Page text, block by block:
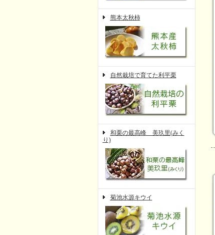
熊本太秋柿
自然栽培で育てた利平栗
和栗の最高峰 美玖里(みく
り)
菊池水源キウイ